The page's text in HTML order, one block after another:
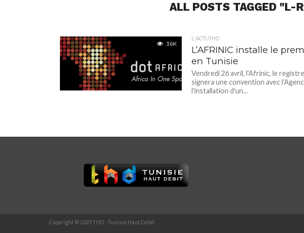
ALL POSTS TAGGED "L-
3.6K
L'ACTUTHD
L’AFRINIC installe le
en Tunisie
Vendredi 26 avril, l'Afrinic, le
signera une convention avec
l'installation d'un...
Copyright © 2025 THD - Tunisie Haut Debit.